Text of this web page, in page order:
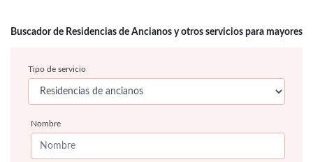
Buscador de Residencias de Ancianos y otros servicios para mayores
Tipo de servicio
Nombre